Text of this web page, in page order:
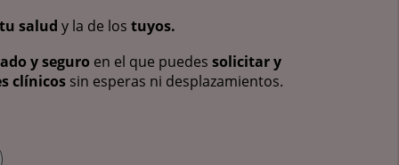
tu salud y la de los tuyos.
y seguro en el que puedes solicitar y
clínicos sin esperas ni desplazamientos.